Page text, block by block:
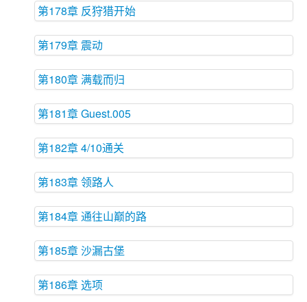
第178章 反狩猎开始
第179章 震动
第180章 满载而归
第181章 Guest.005
第182章 4/10通关
第183章 领路人
第184章 通往山巅的路
第185章 沙漏古堡
第186章 选项